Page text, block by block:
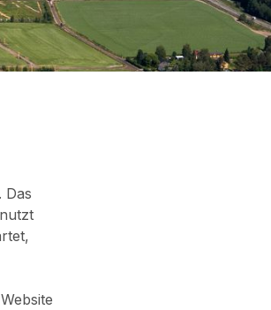
Das